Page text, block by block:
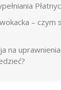
–
na